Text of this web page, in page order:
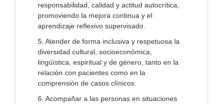
responsabilidad, calidad y actitud autocrítica,
promoviendo la mejora continua y el
aprendizaje reflexivo supervisado.
5. Atender de forma inclusiva y respetuosa la
diversidad cultural, socioeconómica,
lingüística, espiritual y de género, tanto en la
relación con pacientes como en la
comprensión de casos clínicos.
6. Acompañar a las personas en situaciones